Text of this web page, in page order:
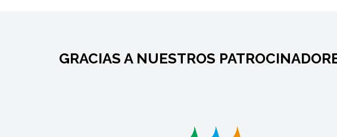
GRACIAS A NUESTROS